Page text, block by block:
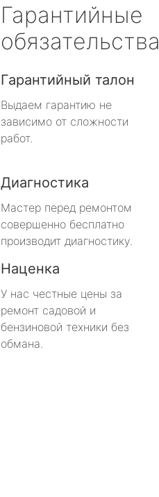
Гарантийные
обязательства
Гарантийный талон
Выдаем гарантию не
зависимо от сложности
работ.
Диагностика
Мастер перед ремонтом
совершенно бесплатно
производит диагностику.
Наценка
У нас честные цены за
ремонт садовой и
бензиновой техники без
обмана.